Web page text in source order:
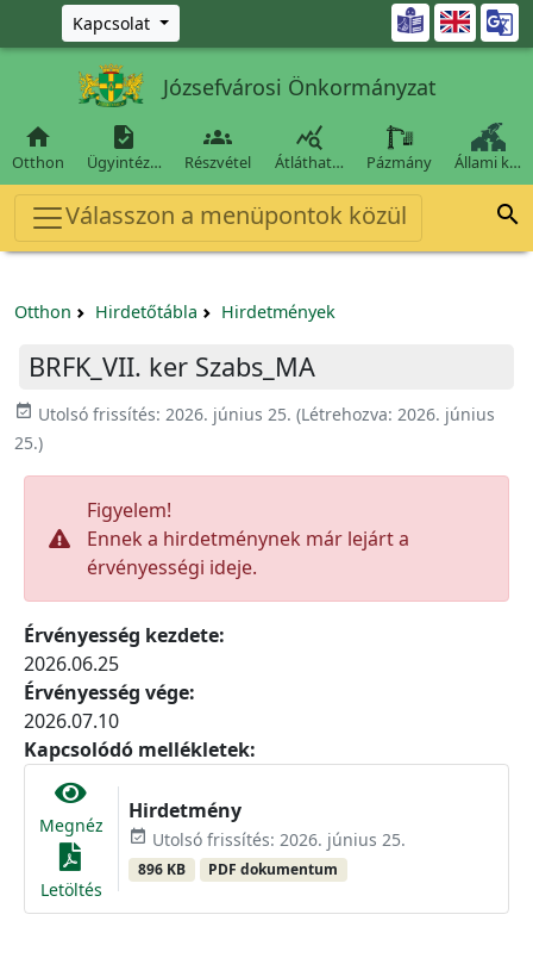
Ugrás a fő tartalomra
Kapcsolat 
Józsefvárosi Önkormányzat

Otthon

Ügyintéz…

Részvétel

Átláthat… Pázmány Állami k…
Válasszon a menüpontok közül 
Otthon Hirdetőtábla Hirdetmények
BRFK_VII. ker Szabs_MA
event_available Utolsó frissítés: 2026. június 25. (Létrehozva: 2026. június
25.)
Figyelem!
Ennek a hirdetménynek már lejárt a
érvényességi ideje.
Érvényesség kezdete:
2026.06.25
Érvényesség vége:
2026.07.10
Kapcsolódó mellékletek:
Megnéz
Letöltés
Hirdetmény
event_available Utolsó frissítés: 2026. június 25.
896 KB PDF dokumentum